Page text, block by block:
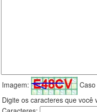
Imagem:
Digite os caracteres que você